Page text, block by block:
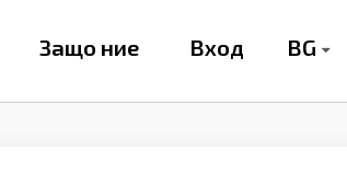
Защо ние Вход BG